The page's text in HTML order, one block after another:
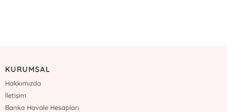
KURUMSAL
Hakkımızda
İletişim
Banka Havale Hesapları